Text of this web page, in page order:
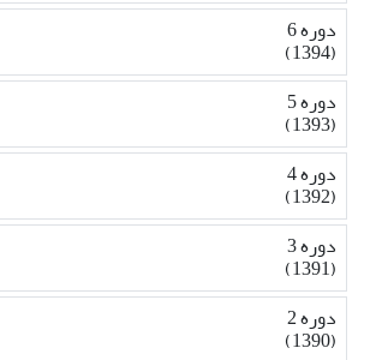
دوره 6
(1394)
دوره 5
(1393)
دوره 4
(1392)
دوره 3
(1391)
دوره 2
(1390)